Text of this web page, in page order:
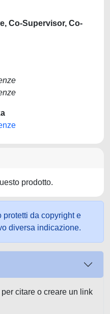
Co-Supervisor, Co-
prodotto.
protetti da copyright e
diversa indicazione.
citare o creare un link